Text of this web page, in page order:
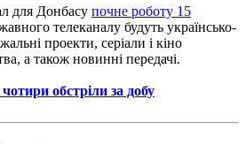
для Донбасу почне роботу 15
телеканалу будуть українсько-
проекти, серіали і кіно
а також новинні передачі.
обстріли за добу